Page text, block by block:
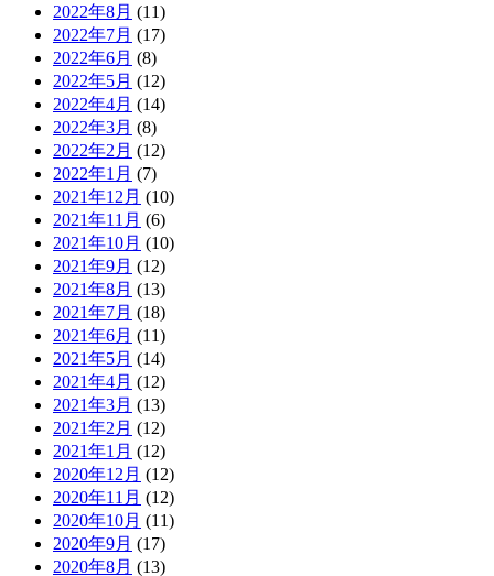
2022年8月 (11)
2022年7月 (17)
2022年6月 (8)
2022年5月 (12)
2022年4月 (14)
2022年3月 (8)
2022年2月 (12)
2022年1月 (7)
2021年12月 (10)
2021年11月 (6)
2021年10月 (10)
2021年9月 (12)
2021年8月 (13)
2021年7月 (18)
2021年6月 (11)
2021年5月 (14)
2021年4月 (12)
2021年3月 (13)
2021年2月 (12)
2021年1月 (12)
2020年12月 (12)
2020年11月 (12)
2020年10月 (11)
2020年9月 (17)
2020年8月 (13)